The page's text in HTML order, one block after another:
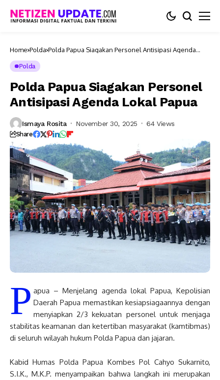
Home Polda Polda Papua Siagakan Personel Antisipasi Agenda
Polda
Polda Papua Siagakan Personel
Antisipasi Agenda Lokal Papua
Ismaya Rosita November 30, 2025 64 Views
Share
P apua – Menjelang agenda lokal Papua, Kepolisian
Daerah Papua memastikan kesiapsiagaannya dengan
menyiapkan 2/3 kekuatan personel untuk menjaga
stabilitas keamanan dan ketertiban masyarakat (kamtibmas)
di seluruh wilayah hukum Polda Papua dan jajaran.
Kabid Humas Polda Papua Kombes Pol Cahyo Sukarnito,
S.I.K., M.K.P. menyampaikan bahwa langkah ini merupakan